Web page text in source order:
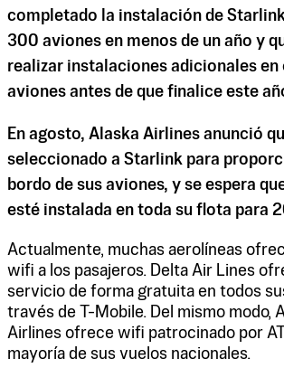
completado la instalación de
300 aviones en menos de un año y
realizar instalaciones adicionales
aviones antes de que finalice este
En agosto, Alaska Airlines anunció
seleccionado a Starlink para
bordo de sus aviones, y se espera
esté instalada en toda su flota para
Actualmente, muchas aerolíneas
wifi a los pasajeros. Delta Air Lines
servicio de forma gratuita en todos
través de T-Mobile. Del mismo modo,
Airlines ofrece wifi patrocinado por
mayoría de sus vuelos nacionales.